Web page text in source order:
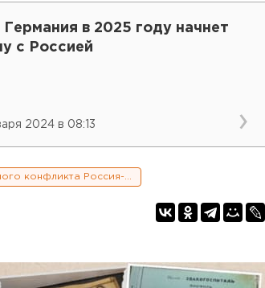
Германия в 2025 году начнет
с Россией
2024 в 08:13